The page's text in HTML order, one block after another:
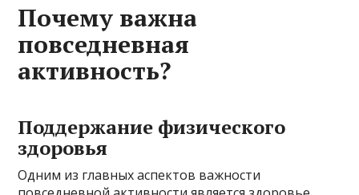
Почему важна
повседневная
активность?
Поддержание физического
здоровья
Одним из главных аспектов важности